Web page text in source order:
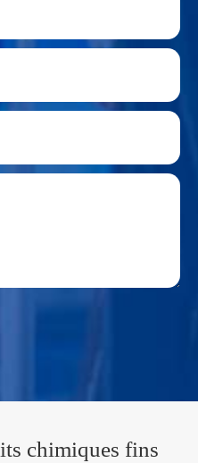
chimiques fins